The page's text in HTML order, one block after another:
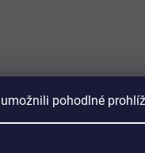
pohodlné